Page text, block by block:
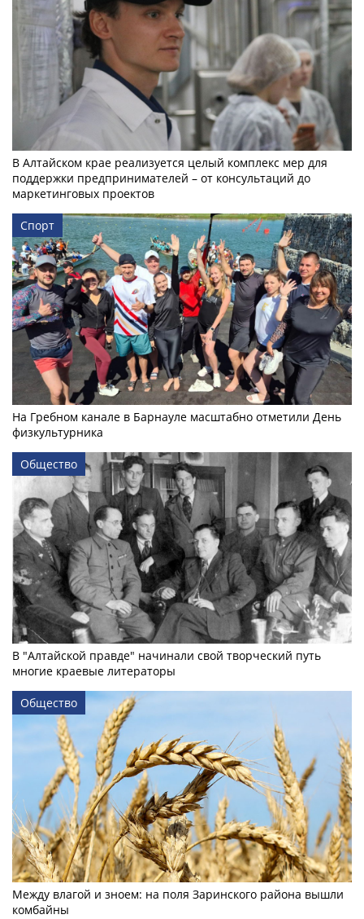
В Алтайском крае реализуется целый комплекс мер для
поддержки предпринимателей – от консультаций до
маркетинговых проектов
Спорт
На Гребном канале в Барнауле масштабно отметили День
физкультурника
Общество
В "Алтайской правде" начинали свой творческий путь
многие краевые литераторы
Общество
Между влагой и зноем: на поля Заринского района вышли
комбайны